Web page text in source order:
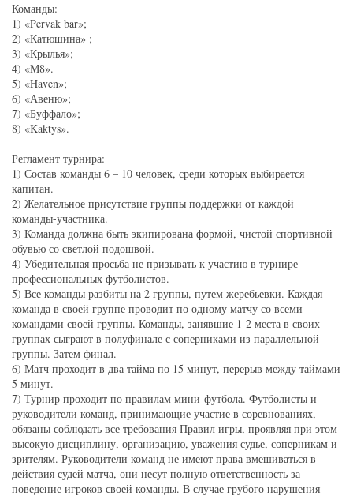
Команды:
1) «Pervak bar»;
2) «Катюшина» ;
3) «Крылья»;
4) «М8».
5) «Haven»;
6) «Авеню»;
7) «Буффало»;
8) «Kaktys».
Регламент турнира:
1) Состав команды 6 – 10 человек, среди которых выбирается
капитан.
2) Желательное присутствие группы поддержки от каждой
команды-участника.
3) Команда должна быть экипирована формой, чистой спортивной
обувью со светлой подошвой.
4) Убедительная просьба не призывать к участию в турнире
профессиональных футболистов.
5) Все команды разбиты на 2 группы, путем жеребьевки. Каждая
команда в своей группе проводит по одному матчу со всеми
командами своей группы. Команды, занявшие 1-2 места в своих
группах сыграют в полуфинале с соперниками из параллельной
группы. Затем финал.
6) Матч проходит в два тайма по 15 минут, перерыв между таймами
5 минут.
7) Турнир проходит по правилам мини-футбола. Футболисты и
руководители команд, принимающие участие в соревнованиях,
обязаны соблюдать все требования Правил игры, проявляя при этом
высокую дисциплину, организацию, уважения судье, соперникам и
зрителям. Руководители команд не имеют права вмешиваться в
действия судей матча, они несут полную ответственность за
поведение игроков своей команды. В случае грубого нарушения